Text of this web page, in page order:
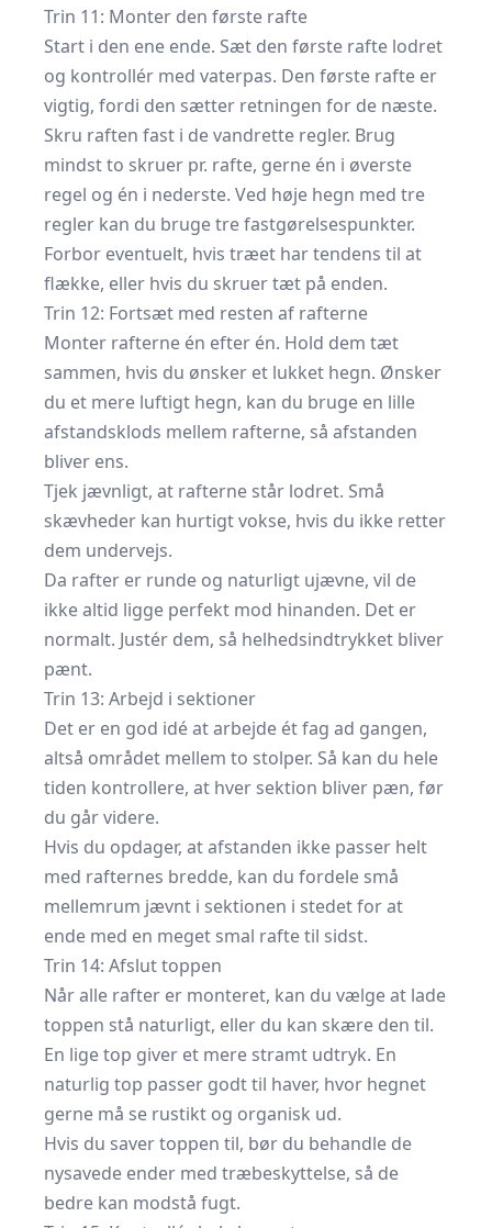
Trin 11: Monter den første rafte
Start i den ene ende. Sæt den første rafte lodret
og kontrollér med vaterpas. Den første rafte er
vigtig, fordi den sætter retningen for de næste.
Skru raften fast i de vandrette regler. Brug
mindst to skruer pr. rafte, gerne én i øverste
regel og én i nederste. Ved høje hegn med tre
regler kan du bruge tre fastgørelsespunkter.
Forbor eventuelt, hvis træet har tendens til at
flække, eller hvis du skruer tæt på enden.
Trin 12: Fortsæt med resten af rafterne
Monter rafterne én efter én. Hold dem tæt
sammen, hvis du ønsker et lukket hegn. Ønsker
du et mere luftigt hegn, kan du bruge en lille
afstandsklods mellem rafterne, så afstanden
bliver ens.
Tjek jævnligt, at rafterne står lodret. Små
skævheder kan hurtigt vokse, hvis du ikke retter
dem undervejs.
Da rafter er runde og naturligt ujævne, vil de
ikke altid ligge perfekt mod hinanden. Det er
normalt. Justér dem, så helhedsindtrykket bliver
pænt.
Trin 13: Arbejd i sektioner
Det er en god idé at arbejde ét fag ad gangen,
altså området mellem to stolper. Så kan du hele
tiden kontrollere, at hver sektion bliver pæn, før
du går videre.
Hvis du opdager, at afstanden ikke passer helt
med rafternes bredde, kan du fordele små
mellemrum jævnt i sektionen i stedet for at
ende med en meget smal rafte til sidst.
Trin 14: Afslut toppen
Når alle rafter er monteret, kan du vælge at lade
toppen stå naturligt, eller du kan skære den til.
En lige top giver et mere stramt udtryk. En
naturlig top passer godt til haver, hvor hegnet
gerne må se rustikt og organisk ud.
Hvis du saver toppen til, bør du behandle de
nysavede ender med træbeskyttelse, så de
bedre kan modstå fugt.